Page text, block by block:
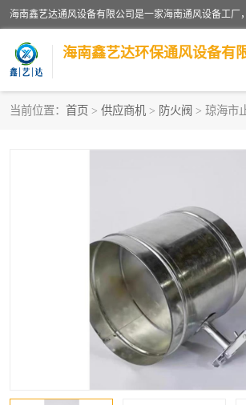
海南鑫艺达环保通风设备有
当前位置： 首页 > 供应商机 > 防火阀 > 琼海市
管道配件
镁质防
通风管道
消防风